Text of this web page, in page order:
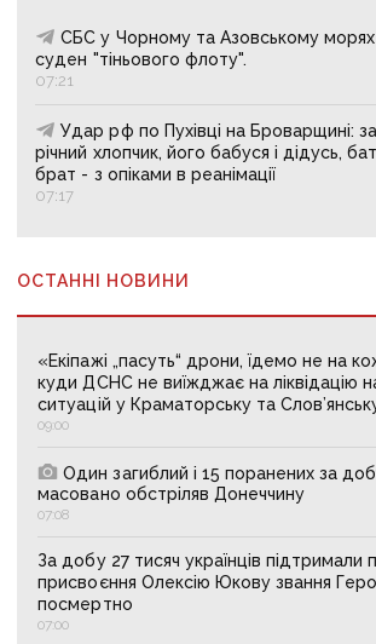
СБС у Чорному та Азовському морях
суден "тіньового флоту".
07:21
Удар рф по Пухівці на Броварщині:
річний хлопчик, його бабуся і дідусь,
брат - з опіками в реанімації
07:17
ОСТАННІ НОВИНИ
«Екіпажі „пасуть“ дрони, їдемо не на
куди ДСНС не виїжджає на ліквідацію
ситуацій у Краматорську та
09:00
Один загиблий і 15 поранених за
масовано обстріляв Донеччину
07:08
За добу 27 тисяч українців підтримали
присвоєння Олексію Юкову звання
посмертно
07:00